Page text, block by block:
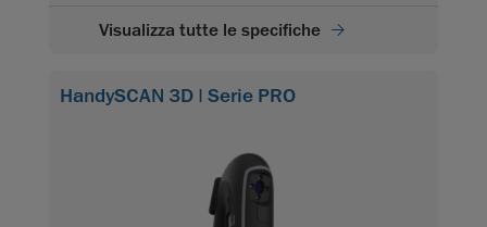
Visualizza tutte le specifiche
HandySCAN 3D | Serie PRO